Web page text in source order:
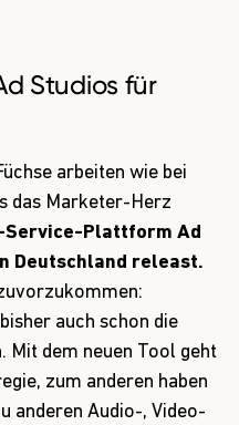
Studios für
arbeiten wie bei
das Marketer-Herz
Plattform Ad
Deutschland releast.
auch schon die
Mit dem neuen Tool geht
zum anderen haben
anderen Audio-, Video-